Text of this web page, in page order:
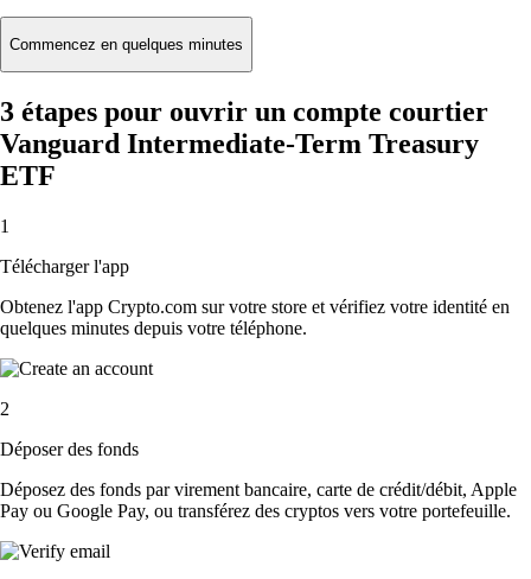
Commencez en quelques minutes
3 étapes pour ouvrir un compte courtier
Vanguard Intermediate-Term Treasury
ETF
1
Télécharger l'app
Obtenez l'app Crypto.com sur votre store et vérifiez votre identité en
quelques minutes depuis votre téléphone.
2
Déposer des fonds
Déposez des fonds par virement bancaire, carte de crédit/débit, Apple
Pay ou Google Pay, ou transférez des cryptos vers votre portefeuille.